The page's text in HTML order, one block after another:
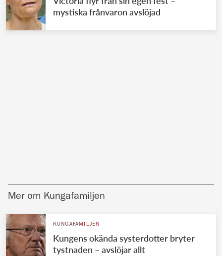
mystiska frånvaron avslöjad
Mer om Kungafamiljen
KUNGAFAMILJEN
Kungens okända systerdotter bryter
tystnaden – avslöjar allt